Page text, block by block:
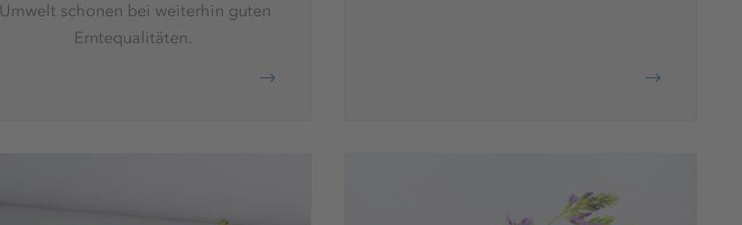
Umwelt schonen bei weiterhin guten
Erntequalitäten.